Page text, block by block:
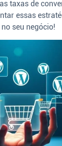
taxas de
essas
seu negócio!